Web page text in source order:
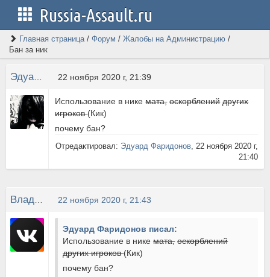
Russia-Assault.ru
Главная страница/ Форум / Жалобы на Администрацию /
Бан за ник
22 ноября 2020 г, 21:39
Использование в никемата, оскорблений других
игроков(Кик)
почему бан?
Отредактировал: Эдуард Фаридонов, 22 ноября 2020 г,
21:40
22 ноября 2020 г, 21:43
Эдуард Фаридонов писал:
Использование в никемата, оскорблений
других игроков(Кик)
почему бан?